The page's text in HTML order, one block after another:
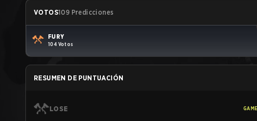
VOTOS109 Predicciones
FURY
104 Votos
RESUMEN DE PUNTUACIÓN
LOSE GAME